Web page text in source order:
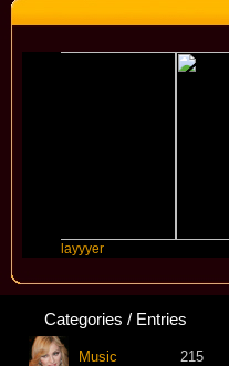
Benny
Categories / Entries
Music 215